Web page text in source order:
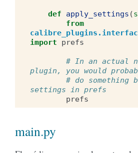
def apply_settings (
from
import
prefs
# In an actual
plugin, you would
# do something
settings in prefs
prefs
main.py